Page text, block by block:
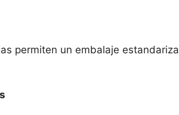
permiten un embalaje